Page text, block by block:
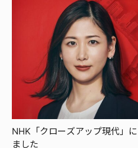
NHK「クローズアップ現代」
ました